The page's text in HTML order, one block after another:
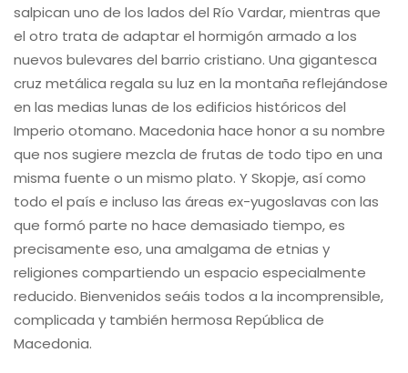
salpican uno de los lados del Río Vardar, mientras que
el otro trata de adaptar el hormigón armado a los
nuevos bulevares del barrio cristiano. Una gigantesca
cruz metálica regala su luz en la montaña reflejándose
en las medias lunas de los edificios históricos del
Imperio otomano. Macedonia hace honor a su nombre
que nos sugiere mezcla de frutas de todo tipo en una
misma fuente o un mismo plato. Y Skopje, así como
todo el país e incluso las áreas ex-yugoslavas con las
que formó parte no hace demasiado tiempo, es
precisamente eso, una amalgama de etnias y
religiones compartiendo un espacio especialmente
reducido. Bienvenidos seáis todos a la incomprensible,
complicada y también hermosa República de
Macedonia.